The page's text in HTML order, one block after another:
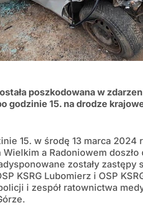
poszkodowana w
godzinie 15. na drodze
15. w środę 13 marca 2024
a Radoniowem
zostały zastępy
KSRG Lubomierz i OSP
i zespół ratownictwa